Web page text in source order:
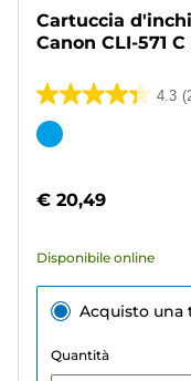
Cartuccia
Canon CLI-571 C
4.3
4.3
su
242
Cartuccia
€ 20,49
Disponibile online
Acquisto una
Quantità